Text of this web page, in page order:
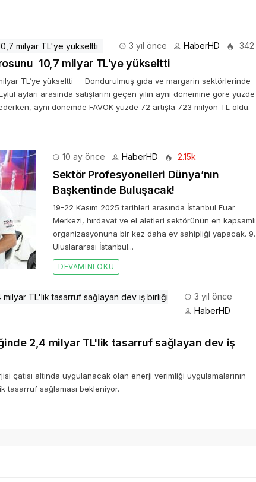
3 yıl önce HaberHD 342
TL’ye yükseltti Dondurulmuş gıda ve margarin sektörlerinde
ayları arasında satışlarını geçen yılın aynı dönemine göre yüzde
aynı dönemde FAVÖK yüzde 72 artışla 723 milyon TL oldu.
10 ay önce HaberHD 2.15k
Sektör Profesyonelleri Dünya’nın
Başkentinde Buluşacak!
19-22 Kasım 2025 tarihleri arasında İstanbul Fuar
Merkezi, hırdavat ve el aletleri sektörünün en kapsamlı
organizasyonuna bir kez daha ev sahipliği yapacak. 9.
Uluslararası İstanbul...
DEVAMINI OKU
3 yıl önce
HaberHD
2,4 milyar TL'lik tasarruf sağlayan dev iş
çatısı altında uygulanacak olan enerji verimliği uygulamalarının
tasarruf sağlaması bekleniyor.